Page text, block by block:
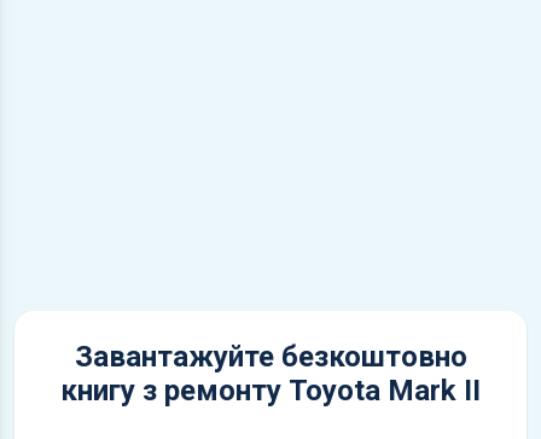
Завантажуйте безкоштовно
книгу з ремонту Toyota Mark II